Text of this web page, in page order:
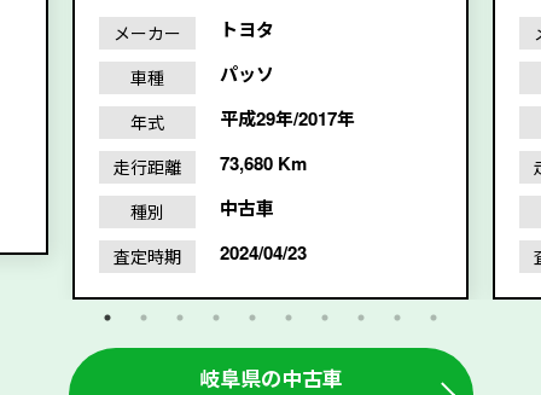
メーカー トヨタ
車種 パッソ
年式 平成29年/2017年
走行距離 73,680 Km
種別 中古車
査定時期 2024/04/23
岐阜県の中古車